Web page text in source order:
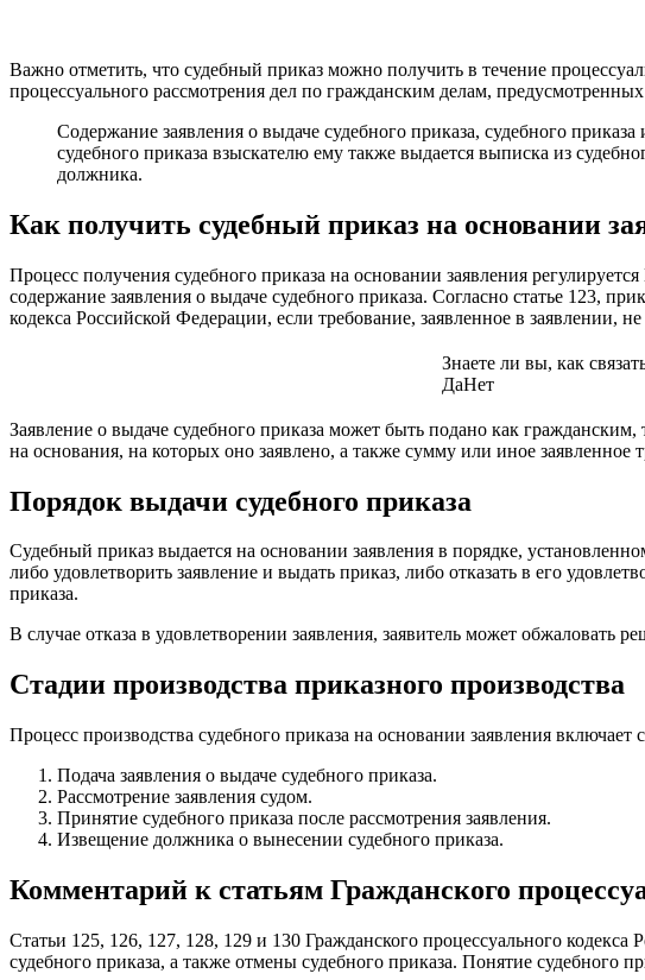
Важно отметить, что судебный приказ можно получить в течение
процессуального рассмотрения дел по гражданским делам,
Содержание заявления о выдаче судебного приказа, судебного
судебного приказа взыскателю ему также выдается выписка из
должника.
Как получить судебный приказ на основании
Процесс получения судебного приказа на основании заявления
содержание заявления о выдаче судебного приказа. Согласно статье 123,
кодекса Российской Федерации, если требование, заявленное в
Знаете ли вы, как
ДаНет
Заявление о выдаче судебного приказа может быть подано как
на основания, на которых оно заявлено, а также сумму или иное заявленное
Порядок выдачи судебного приказа
Судебный приказ выдается на основании заявления в порядке,
либо удовлетворить заявление и выдать приказ, либо отказать в его
приказа.
В случае отказа в удовлетворении заявления, заявитель может
Стадии производства приказного производства
Процесс производства судебного приказа на основании заявления включает
Подача заявления о выдаче судебного приказа.
Рассмотрение заявления судом.
Принятие судебного приказа после рассмотрения заявления.
Извещение должника о вынесении судебного приказа.
Комментарий к статьям Гражданского
Статьи 125, 126, 127, 128, 129 и 130 Гражданского процессуального
судебного приказа, а также отмены судебного приказа. Понятие судебного